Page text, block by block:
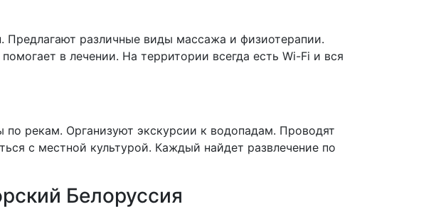
различные виды массажа и физиотерапии.
в лечении. На территории всегда есть Wi-Fi и вся
рекам. Организуют экскурсии к водопадам. Проводят
с местной культурой. Каждый найдет развлечение по
Белоруссия